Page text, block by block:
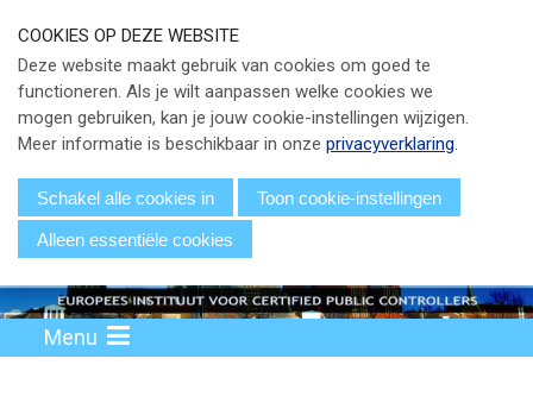
Our Phone Number:
033 - 247 34 66 Our Email Address:
info@eicpc.nl
Menu
Actueel
Public Controlling
Permanente Educatie
TPC Online
Voor Leden
COOKIES OP DEZE WEBSITE
Deze website maakt gebruik van cookies om goed te
functioneren. Als je wilt aanpassen welke cookies we
mogen gebruiken, kan je jouw cookie-instellingen wijzigen.
Meer informatie is beschikbaar in onze privacyverklaring.
Schakel alle cookies in Toon cookie-instellingen
Alleen essentiële cookies